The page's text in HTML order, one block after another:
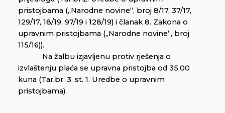
pristojbama („Narodne novine“, broj 8/17, 37/17,
129/17, 18/19, 97/19 i 128/19) i članak 8. Zakona o
upravnim pristojbama („Narodne novine“, broj
115/16)).
Na žalbu izjavljenu protiv rješenja o
izvlaštenju plaća se upravna pristojba od 35,00
kuna (Tar.br. 3. st. 1. Uredbe o upravnim
pristojbama).